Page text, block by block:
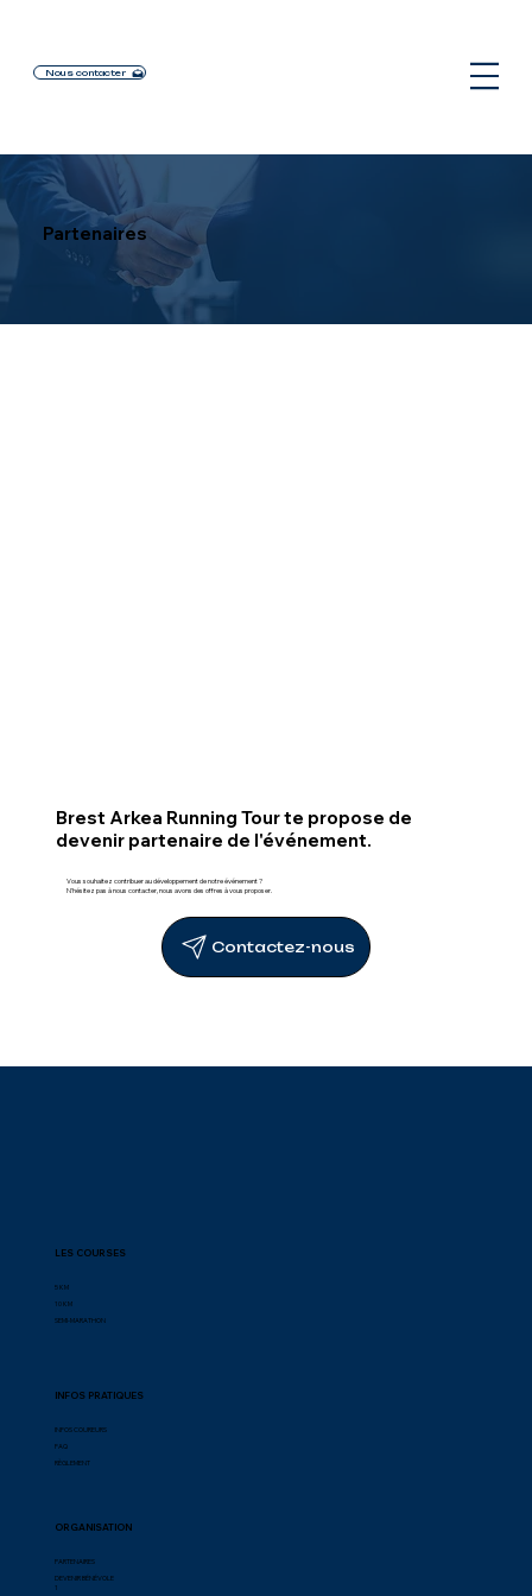
Nous contacter
Partenaires
Brest Arkea Running Tour te propose de
devenir partenaire de l'événement.
Vous souhaitez contribuer au développement de notre événement ?
N'hésitez pas à nous contacter, nous avons des offres à vous proposer.
Contactez-nous
LES COURSES
5 KM
10 KM
SEMI-MARATHON
INFOS PRATIQUES
INFOS COUREURS
FAQ
RÈGLEMENT
ORGANISATION
PARTENAIRES
DEVENIR BÉNÉVOLE
1